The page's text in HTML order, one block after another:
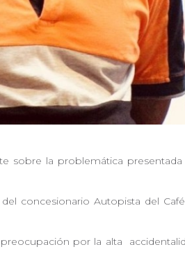
sobre la problemática presentada
concesionario Autopista del
por la alta